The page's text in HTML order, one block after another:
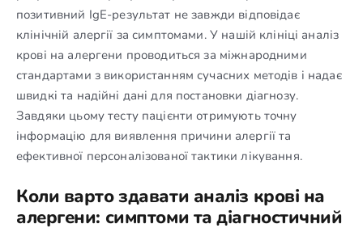
позитивний IgE-результат не завжди відповідає
клінічній алергії за симптомами. У нашій клініці аналіз
крові на алергени проводиться за міжнародними
стандартами з використанням сучасних методів і надає
швидкі та надійні дані для постановки діагнозу.
Завдяки цьому тесту пацієнти отримують точну
інформацію для виявлення причини алергії та
ефективної персоналізованої тактики лікування.
Коли варто здавати аналіз крові на
алергени: симптоми та діагностичний